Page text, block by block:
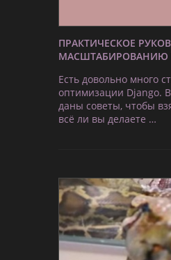
ПРАКТИЧЕСКОЕ
МАСШТАБИРОВАНИЮ
Есть довольно много
оптимизации Django.
даны советы, чтобы
всё ли вы делаете …